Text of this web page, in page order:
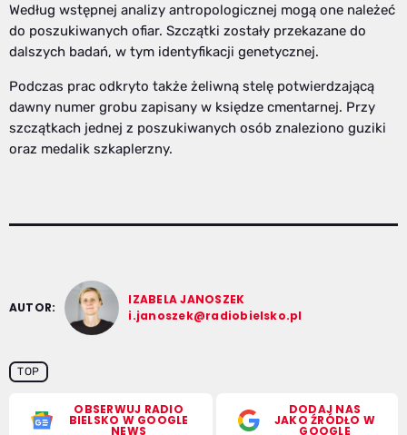
Według wstępnej analizy antropologicznej mogą one należeć
do poszukiwanych ofiar. Szczątki zostały przekazane do
dalszych badań, w tym identyfikacji genetycznej.
Podczas prac odkryto także żeliwną stelę potwierdzającą
dawny numer grobu zapisany w księdze cmentarnej. Przy
szczątkach jednej z poszukiwanych osób znaleziono guziki
oraz medalik szkaplerzny.
AUTOR:
IZABELA JANOSZEK
i.janoszek@radiobielsko.pl
TOP
OBSERWUJ RADIO
BIELSKO W GOOGLE
NEWS
DODAJ NAS
JAKO ŹRÓDŁO W
GOOGLE